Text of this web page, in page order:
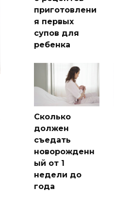
приготовлени
я первых
супов для
ребенка
Сколько
должен
съедать
новорожденн
ый от 1
недели до
года